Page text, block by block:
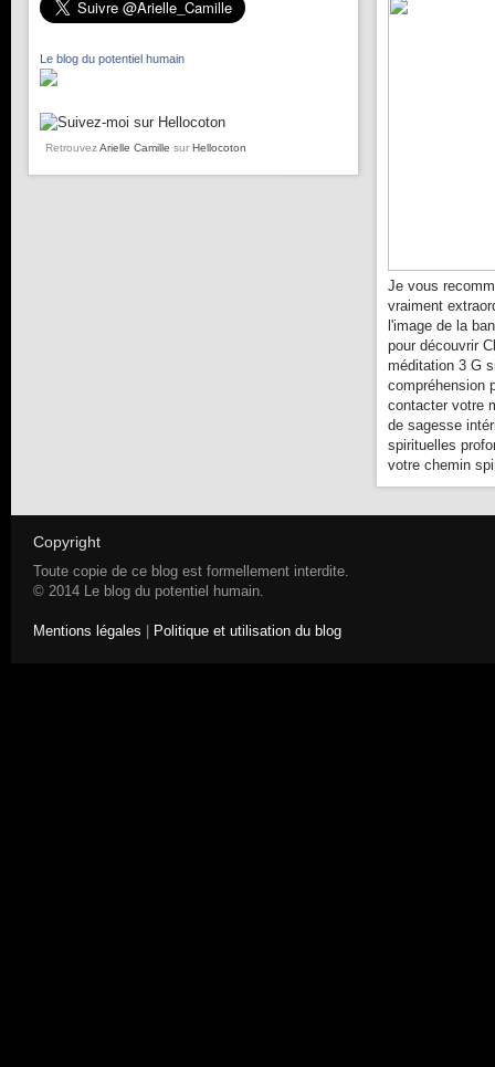
Le blog du potentiel humain
RetrouvezArielle Camille sur Hellocoton
Je vous
vraiment
l'image de la
pour découvrir
méditation 3 G
compréhension
contacter votre
de sagesse
spirituelles
votre chemin
Copyright
Toute copie de ce blog est formellement interdite.
© 2014 Le blog du potentiel humain.
Mentions légales | Politique et utilisation du blog